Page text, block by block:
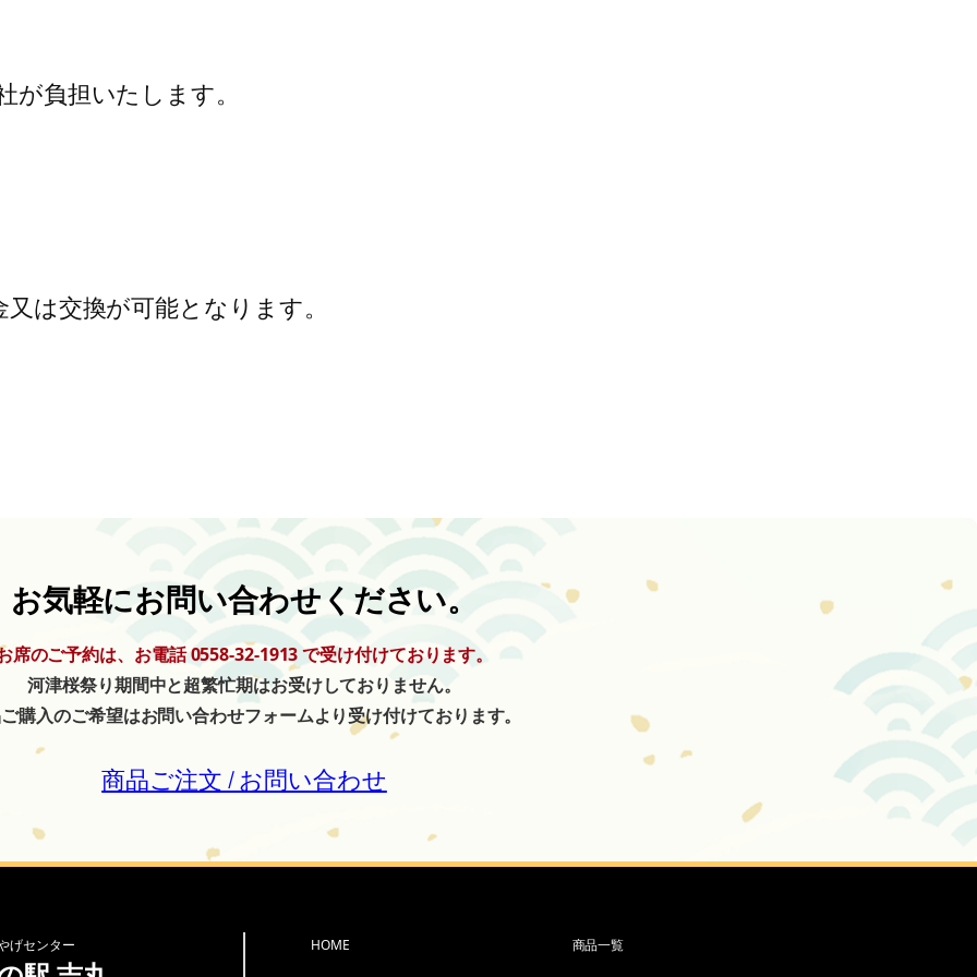
負担いたします。
は交換が可能となります。
お気軽にお問い合わせください。
席のご予約は、お電話 0558-32-1913 で受け付けております。
河津桜祭り期間中と超繁忙期はお受けしておりません。
購入のご希望はお問い合わせフォームより受け付けております。
商品ご注文 / お問い合わせ
げセンター HOME 商品一覧